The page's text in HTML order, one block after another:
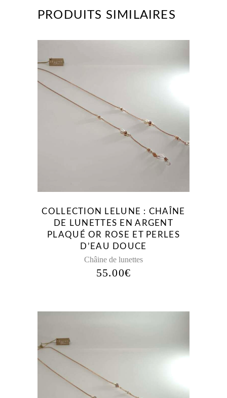
PRODUITS SIMILAIRES
COLLECTION LELUNE : CHAÎNE
DE LUNETTES EN ARGENT
PLAQUÉ OR ROSE ET PERLES
D’EAU DOUCE
Châine de lunettes
55.00€